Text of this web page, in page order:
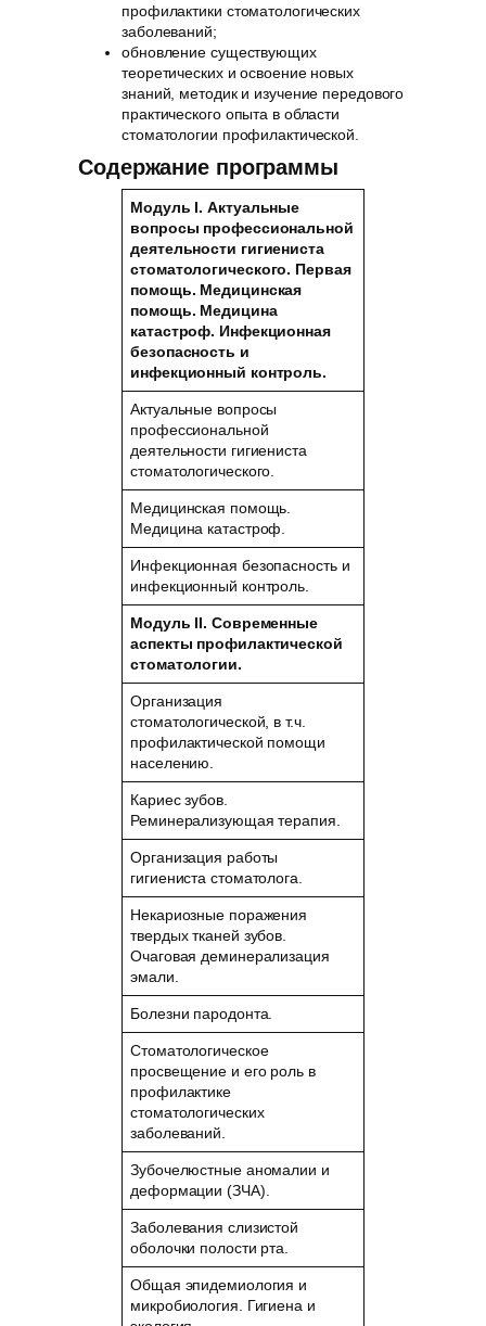
профилактики стоматологических
заболеваний;
обновление существующих
теоретических и освоение новых
знаний, методик и изучение передового
практического опыта в области
стоматологии профилактической.
Содержание программы
Модуль I. Актуальные
вопросы профессиональной
деятельности гигиениста
стоматологического. Первая
помощь. Медицинская
помощь. Медицина
катастроф. Инфекционная
безопасность и
инфекционный контроль.
Актуальные вопросы
профессиональной
деятельности гигиениста
стоматологического.
Медицинская помощь.
Медицина катастроф.
Инфекционная безопасность и
инфекционный контроль.
Модуль II. Современные
аспекты профилактической
стоматологии.
Организация
стоматологической, в т.ч.
профилактической помощи
населению.
Кариес зубов.
Реминерализующая терапия.
Организация работы
гигиениста стоматолога.
Некариозные поражения
твердых тканей зубов.
Очаговая деминерализация
эмали.
Болезни пародонта.
Стоматологическое
просвещение и его роль в
профилактике
стоматологических
заболеваний.
Зубочелюстные аномалии и
деформации (ЗЧА).
Заболевания слизистой
оболочки полости рта.
Общая эпидемиология и
микробиология. Гигиена и